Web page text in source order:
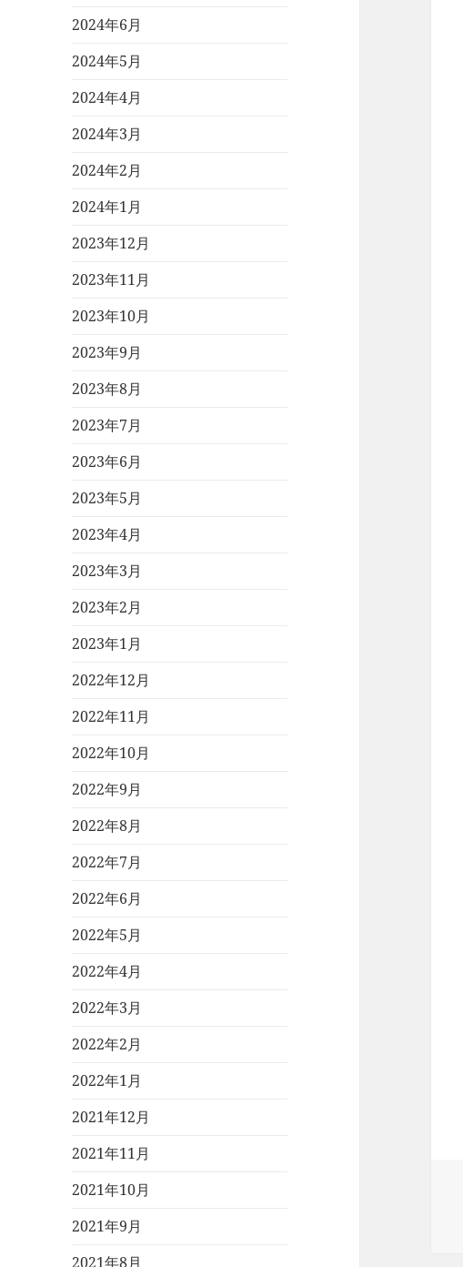
2024年6月
2024年5月
2024年4月
2024年3月
2024年2月
2024年1月
2023年12月
2023年11月
2023年10月
2023年9月
2023年8月
2023年7月
2023年6月
2023年5月
2023年4月
2023年3月
2023年2月
2023年1月
2022年12月
2022年11月
2022年10月
2022年9月
2022年8月
2022年7月
2022年6月
2022年5月
2022年4月
2022年3月
2022年2月
2022年1月
2021年12月
2021年11月
2021年10月
2021年9月
2021年8月